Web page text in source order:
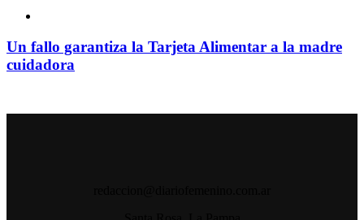
Un fallo garantiza la Tarjeta Alimentar a la madre
cuidadora